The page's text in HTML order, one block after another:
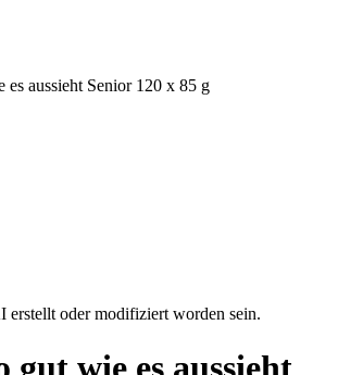
oder modifiziert worden sein.
wie es aussieht